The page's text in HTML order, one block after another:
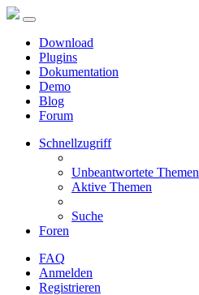
Download
Plugins
Dokumentation
Demo
Blog
Forum
Schnellzugriff
Unbeantwortete Themen
Aktive Themen
Suche
Foren
FAQ
Anmelden
Registrieren